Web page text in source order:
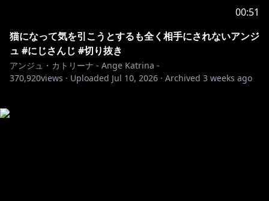
00:51
猫になって気を引こうとするも全く相手にされないアンジ
ュ #にじさんじ #切り抜き
アンジュ・カトリーナ - Ange Katrina -
370,920views · Uploaded Jul 10, 2026 · Archived 3 weeks ago